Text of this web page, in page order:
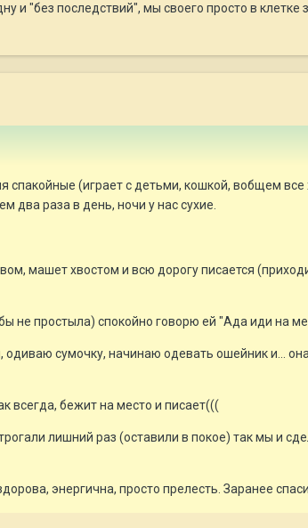
и "без последствий", мы своего просто в
спакойные (играет с детьми, кошкой, вобщем
два раза в день, ночи у нас сухие.
машет хвостом и всю дорогу писается
не простыла) спокойно говорю ей "Ада иди на
сумочку, начинаю одевать ошейник и...
всегда, бежит на место и писает(((
лишний раз (оставили в покое) так мы и
энергична, просто прелесть. Заранее